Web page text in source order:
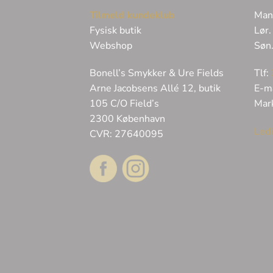
Tilmeld kundeklub
Fysisk butik
Webshop
Bonell’s Smykker & Ure Fields
Arne Jacobsens Allé 12, butik
105 C/O Field’s
2300 København
CVR: 27640095
Tlf:
E-